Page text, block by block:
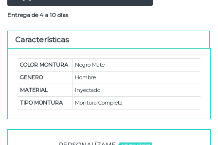
Entrega de 4 a 10 días
Características
COLOR MONTURA
Negro Mate
GENERO
Hombre
MATERIAL
Inyectado
TIPO MONTURA
Montura Completa